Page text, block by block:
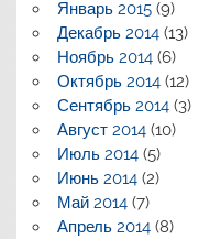
Январь 2015(9)
Декабрь 2014(13)
Ноябрь 2014(6)
Октябрь 2014(12)
Сентябрь 2014(3)
Август 2014(10)
Июль 2014(5)
Июнь 2014(2)
Май 2014(7)
Апрель 2014(8)